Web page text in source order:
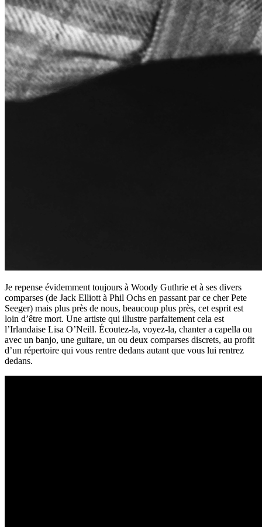
Je repense évidemment toujours à Woody Guthrie et à ses divers
comparses (de Jack Elliott à Phil Ochs en passant par ce cher Pete
Seeger) mais plus près de nous, beaucoup plus près, cet esprit est
loin d’être mort. Une artiste qui illustre parfaitement cela est
l’Irlandaise Lisa O’Neill. Écoutez-la, voyez-la, chanter a capella ou
avec un banjo, une guitare, un ou deux comparses discrets, au profit
d’un répertoire qui vous rentre dedans autant que vous lui rentrez
dedans.